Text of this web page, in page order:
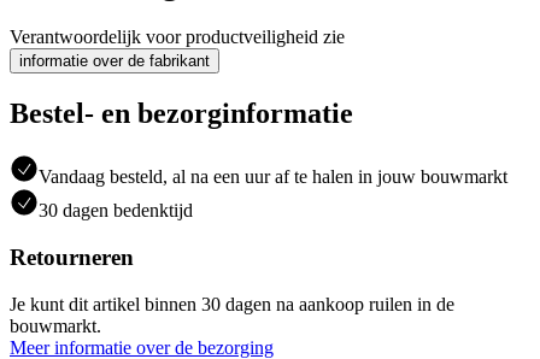
Verantwoordelijk voor productveiligheid zie
informatie over de fabrikant
Bestel- en bezorginformatie
Vandaag besteld, al na een uur af te halen in jouw bouwmarkt
30 dagen bedenktijd
Retourneren
Je kunt dit artikel binnen 30 dagen na aankoop ruilen in de
bouwmarkt.
Meer informatie over de bezorging